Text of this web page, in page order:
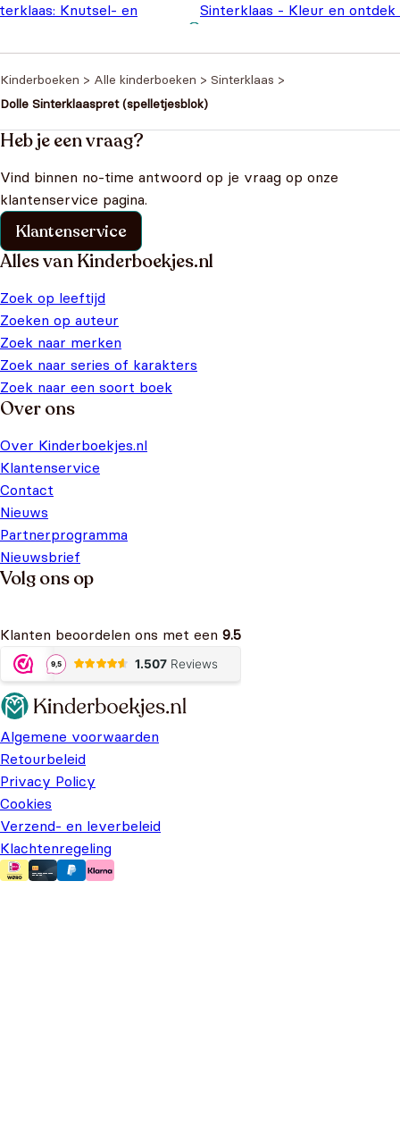
Knutsel- en
Sinterklaas - Kleur en ontdek
Kinderboeken > Alle kinderboeken > Sinterklaas >
Dolle Sinterklaaspret (spelletjesblok)
Heb je een vraag?
Vind binnen no-time antwoord op je vraag op onze
klantenservice pagina.
Klantenservice
Alles van Kinderboekjes.nl
Zoek op leeftijd
Zoeken op auteur
Zoek naar merken
Zoek naar series of karakters
Zoek naar een soort boek
Over ons
Over Kinderboekjes.nl
Klantenservice
Contact
Nieuws
Partnerprogramma
Nieuwsbrief
Volg ons op
Klanten beoordelen ons met een 9.5
Algemene voorwaarden
Retourbeleid
Privacy Policy
Cookies
Verzend- en leverbeleid
Klachtenregeling